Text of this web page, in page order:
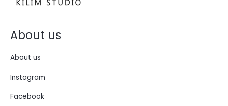
About us
About us
Instagram
Facebook